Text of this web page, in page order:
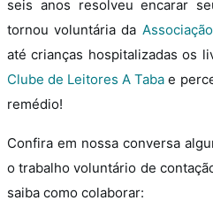
seis anos resolveu encarar
tornou voluntária da
até crianças hospitalizadas os
Clube de Leitores A Taba e
remédio!
Confira em nossa conversa
o trabalho voluntário de
saiba como colaborar: